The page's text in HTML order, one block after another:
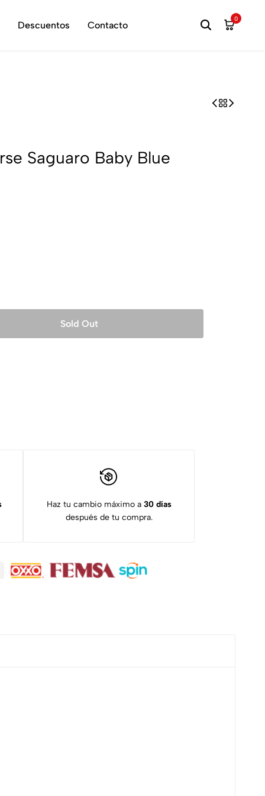
Descuentos Contacto
0
Saguaro Baby Blue
Sold Out
Haz tu cambio máximo a 30 días
después de tu compra.